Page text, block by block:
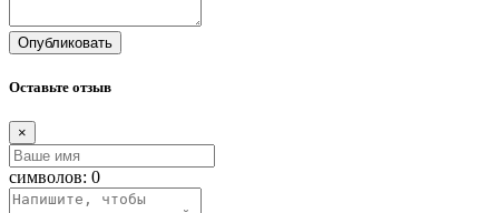
Опубликовать
Оставьте отзыв
×
символов: 0